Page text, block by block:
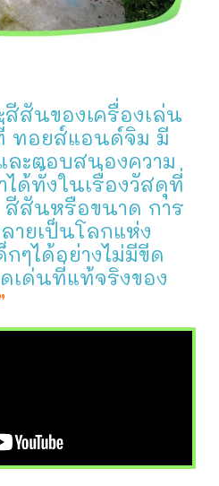
ของเครื่องเล่น
ทอยส์แอนด์จิม มี
ละตอบสนองความ
ได้ทั้งในเรื่องวัสดุที่
สันหรือขนาด การ
ยเป็นโลกแห่ง
ๆได้อย่างไม่มีขีด
เด่นที่แท้จริงของ